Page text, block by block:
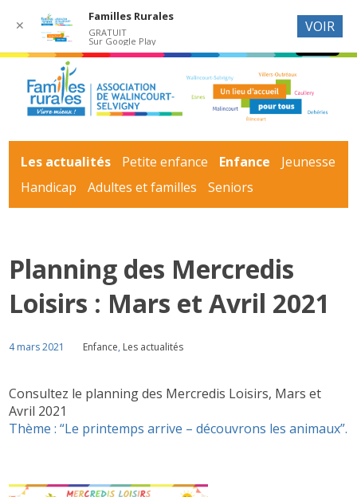
Les actualités Petite enfance Enfance
Jeunesse
Handicap
Adultes et familles Seniors
Planning des Mercredis
Loisirs : Mars et Avril 2021
4 mars 2021 Enfance, Les actualités
Consultez le planning des Mercredis Loisirs, Mars et
Avril 2021
Thème : “Le printemps arrive – découvrons les animaux”.
✕
Familles Rurales
GRATUIT
Sur Google Play
VOIR